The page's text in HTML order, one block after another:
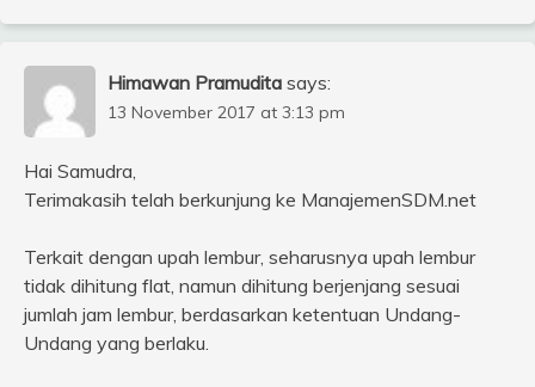
Himawan Pramudita says:
13 November 2017 at 3:13 pm
Hai Samudra,
Terimakasih telah berkunjung ke ManajemenSDM.net
Terkait dengan upah lembur, seharusnya upah lembur
tidak dihitung flat, namun dihitung berjenjang sesuai
jumlah jam lembur, berdasarkan ketentuan Undang-
Undang yang berlaku.